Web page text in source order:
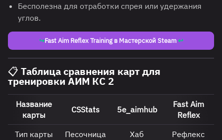
Бесполезна для отработки спрея или удержания
углов.
↪Fast Aim Reflex Training в Мастерской Steam↩
📋 Таблица сравнения карт для
тренировки АИМ КС 2
Название
карты
CSStats 5e_aimhub
Fast Aim
Reflex
Тип карты
Песочница Хаб
Рефлекс